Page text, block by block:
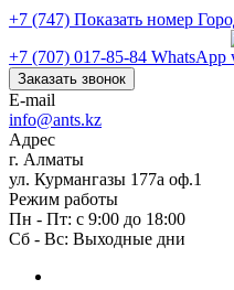
+7 (747) Показать номер
+7 (707) 017-85-84 WhatsApp
Заказать звонок
E-mail
info@ants.kz
Адрес
г. Алматы
ул. Курмангазы 177а оф.1
Режим работы
Пн - Пт: с 9:00 до 18:00
Сб - Вс: Выходные дни